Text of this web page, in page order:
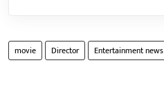
movie Director Entertainment news